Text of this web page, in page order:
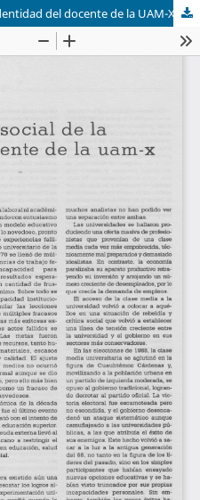
La determinación social de la identidad del docente de la UAM-Xochimilco